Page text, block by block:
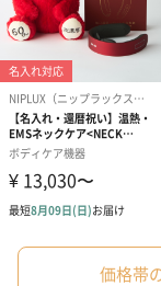
価格帯